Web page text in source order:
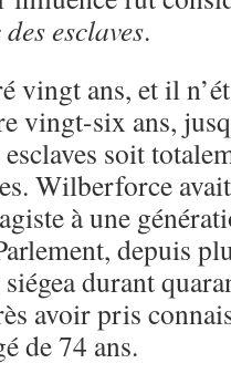
esclaves.
vingt ans, et il
vingt-six ans,
soit
Wilberforce
à une
depuis
durant
avoir pris
de 74 ans.